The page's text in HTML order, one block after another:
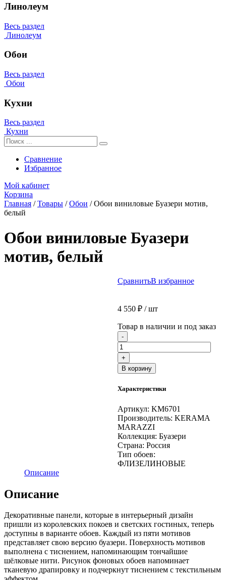
Линолеум
Весь раздел
Линолеум
Обои
Весь раздел
Обои
Кухни
Весь раздел
Кухни
Сравнение
Избранное
Мой кабинет
Корзина
Главная /Товары /Обои /Обои виниловые Буазери мотив,
белый
Обои виниловые Буазери
мотив, белый
СравнитьВ избранное
4 550 ₽/ шт
Товар в наличии и под заказ
- Количество
товара
Обои
виниловые
Буазери
белый
+
В корзину
Характеристики
Артикул: KM6701
Производитель: KERAMA
MARAZZI
Коллекция: Буазери
Страна: Россия
Тип обоев:
ФЛИЗЕЛИНОВЫЕ
Описание
Описание
Декоративные панели, которые в интерьерный дизайн
пришли из королевских покоев и светских гостиных, теперь
доступны в варианте обоев. Каждый из пяти мотивов
представляет свою версию буазери. Поверхность мотивов
выполнена с тиснением, напоминающим тончайшие
шёлковые нити. Рисунок фоновых обоев напоминает
тканевую драпировку и подчеркнут тиснением с текстильным